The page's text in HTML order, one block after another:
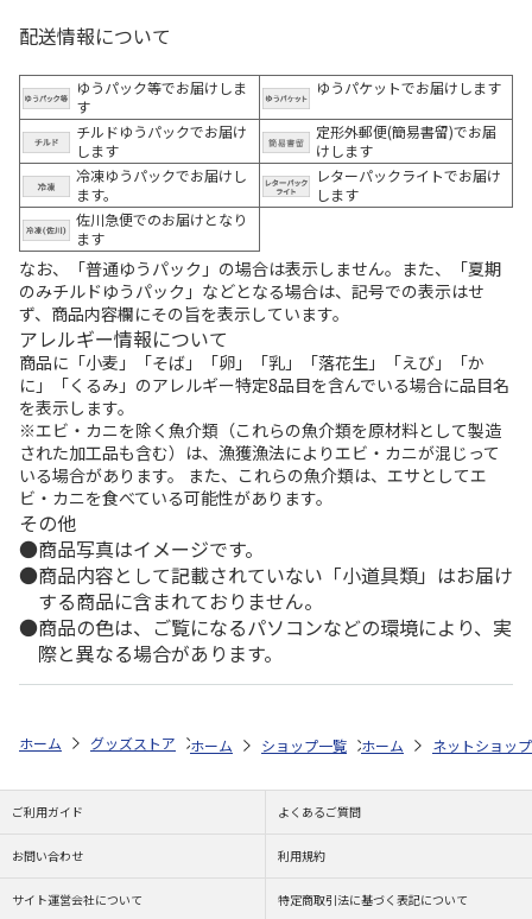
配送情報について
ゆうパック等でお届けしま
す
ゆうパケットでお届けします
チルドゆうパックでお届け
します
定形外郵便(簡易書留)でお届
けします
冷凍ゆうパックでお届けし
ます。
レターパックライトでお届け
します
佐川急便でのお届けとなり
ます
なお、「普通ゆうパック」の場合は表示しません。また、「夏期
のみチルドゆうパック」などとなる場合は、記号での表示はせ
ず、商品内容欄にその旨を表示しています。
アレルギー情報について
商品に「小麦」「そば」「卵」「乳」「落花生」「えび」「か
に」「くるみ」のアレルギー特定8品目を含んでいる場合に品目名
を表示します。
※エビ・カニを除く魚介類（これらの魚介類を原材料として製造
された加工品も含む）は、漁獲漁法によりエビ・カニが混じって
いる場合があります。 また、これらの魚介類は、エサとしてエ
ビ・カニを食べている可能性があります。
その他
商品写真はイメージです。
商品内容として記載されていない「小道具類」はお届け
する商品に含まれておりません。
商品の色は、ご覧になるパソコンなどの環境により、実
際と異なる場合があります。
ホーム グッズストア スポーツ・スポーツ選手 NPB（日本野球機構）
ホーム ショップ一覧 レッツ 26SNOOPY
ホーム ネットショップ
ご利用ガイド よくあるご質問
お問い合わせ 利用規約
サイト運営会社について 特定商取引法に基づく表記について